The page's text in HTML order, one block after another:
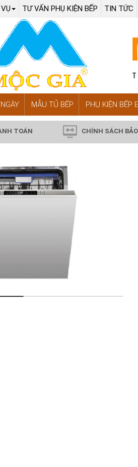
TƯ VẤN PHỤ KIỆN BẾP TIN TỨC
MẪU TỦ BẾP PHỤ KIỆN BẾP
TOÁN CHÍNH SÁCH